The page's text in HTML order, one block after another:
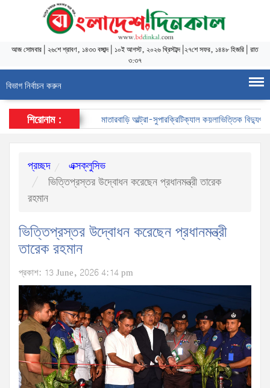
আজসোমবার ২৬শে শ্রাবণ, ১৪৩৩ বঙ্গাব্দ| ১০ই আগস্ট, ২০২৬ খ্রিস্টাব্দ| ২৭শে সফর, ১৪৪৮ হিজরি রাত
৩:৩৭
বিভাগ নির্বাচন করুন
শিরোনাম : মাতারবাড়ি আল্ট্রা-সুপারক্রিটিক্যাল কয়লাভিত্তিক
প্রচ্ছদ
এক্সক্লুসিভ
ভিত্তিপ্রস্তর উদ্বোধন করেছেন প্রধানমন্ত্রী তারেক
রহমান
ভিত্তিপ্রস্তর উদ্বোধন করেছেন প্রধানমন্ত্রী
তারেক রহমান
প্রকাশ: 13 June, 2026 4:14 pm